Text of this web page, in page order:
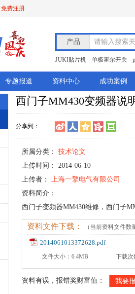
免费注册
产品 请输入搜索
JUKI贴片机 单极霍尔开关
专题报道 资料中心 成功案例
西门子MM430变频器说
分享到：
所属分类： 技术论文
上传时间： 2014-06-10
上传者： 上海一擎电气有限公司
资料简介：
西门子变频器MM430维修，西门子
资料文件下载： （当前资料文件数
2014061013372628.pdf
文件大小：6.4MB 下载次
资料有误，报错奖财富值： 我要